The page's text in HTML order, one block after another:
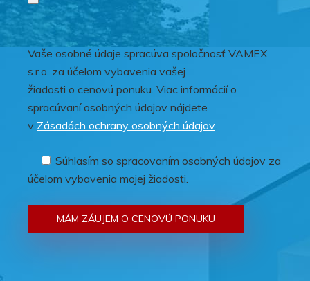
Vaše osobné údaje spracúva spoločnosť VAMEX
s.r.o. za účelom vybavenia vašej
žiadosti o cenovú ponuku. Viac informácií o
spracúvaní osobných údajov nájdete
v Zásadách ochrany osobných údajov
Súhlasím so spracovaním osobných údajov za
účelom vybavenia mojej žiadosti.